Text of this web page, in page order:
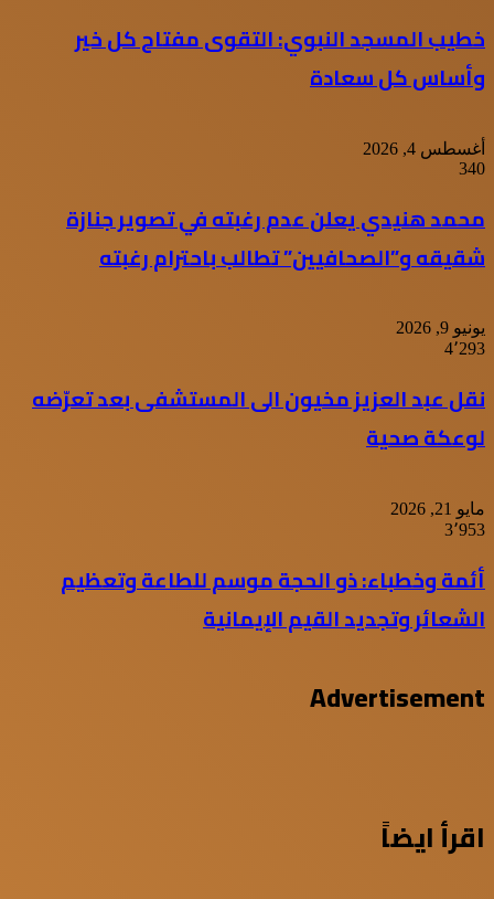
خطيب المسجد النبوي: التقوى مفتاح كل خير
وأساس كل سعادة
أغسطس 4, 2026
340
محمد هنيدي يعلن عدم رغبته في تصوير جنازة
شقيقه و”الصحافيين” تطالب باحترام رغبته
يونيو 9, 2026
4٬293
نقل عبد العزيز مخيون الى المستشفى بعد تعرّضه
لوعكة صحية
مايو 21, 2026
3٬953
أئمة وخطباء: ذو الحجة موسم للطاعة وتعظيم
الشعائر وتجديد القيم الإيمانية
Advertisement
اقرأ ايضاً